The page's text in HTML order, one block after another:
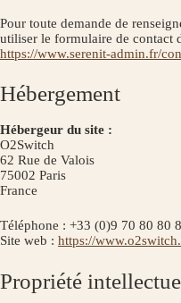
Pour toute demande de
utiliser le formulaire de contact
https://www.serenit-admin.fr/
Hébergement
Hébergeur du site :
O2Switch
62 Rue de Valois
75002 Paris
France
Téléphone : +33 (0)9 70 80 80
Site web : https://
Propriété